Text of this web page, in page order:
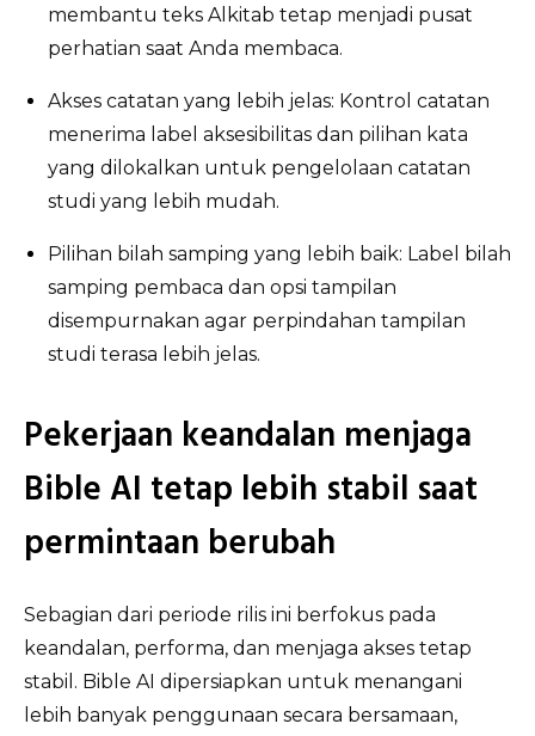
membantu teks Alkitab tetap menjadi pusat
perhatian saat Anda membaca.
Akses catatan yang lebih jelas: Kontrol catatan
menerima label aksesibilitas dan pilihan kata
yang dilokalkan untuk pengelolaan catatan
studi yang lebih mudah.
Pilihan bilah samping yang lebih baik: Label bilah
samping pembaca dan opsi tampilan
disempurnakan agar perpindahan tampilan
studi terasa lebih jelas.
Pekerjaan keandalan menjaga
Bible AI tetap lebih stabil saat
permintaan berubah
Sebagian dari periode rilis ini berfokus pada
keandalan, performa, dan menjaga akses tetap
stabil. Bible AI dipersiapkan untuk menangani
lebih banyak penggunaan secara bersamaan,